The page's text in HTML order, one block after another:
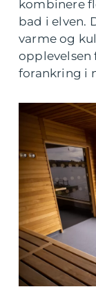
kombinere
bad i elven.
varme og
opplevelsen
forankring i